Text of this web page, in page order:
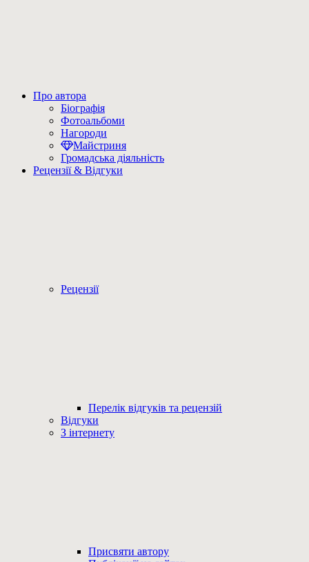
Про автора
Біографія
Фотоальбоми
Нагороди
Майстриня
Громадська діяльність
Рецензії & Відгуки
Рецензії
Перелік відгуків та рецензій
Відгуки
З інтернету
Присвяти автору